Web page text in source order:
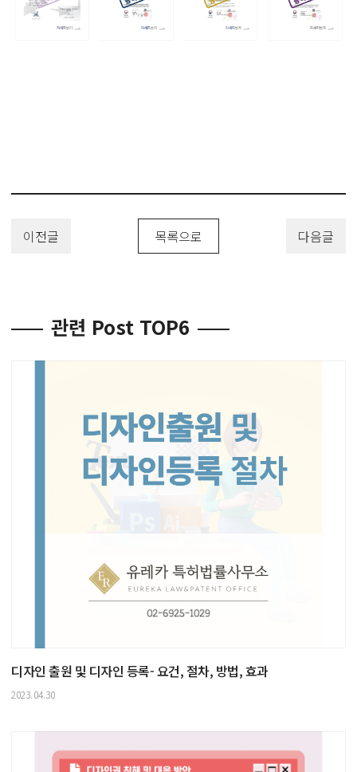
이전글 목록으로 다음글
관련 Post TOP6
디자인 출원 및 디자인 등록- 요건, 절차, 방법, 효과
2023.04.30